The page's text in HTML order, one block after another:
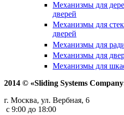
Механизмы для
дверей
Механизмы для
дверей
Механизмы для
Механизмы для
Механизмы для
2014 © «Sliding Systems
г. Москва, ул. Вербная, 6
с 9:00 до 18:00